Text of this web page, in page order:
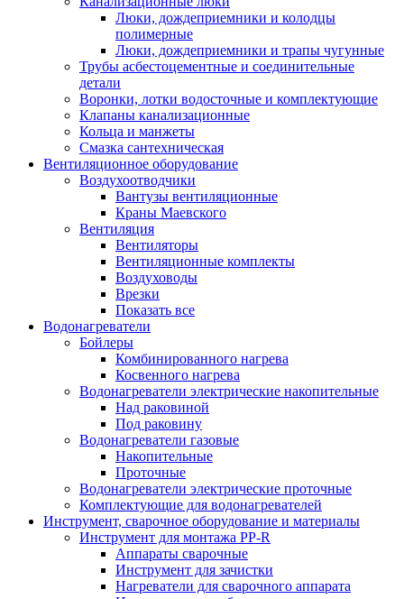
Люки, дождеприемники и колодцы
полимерные
Люки, дождеприемники и трапы чугунные
Трубы асбестоцементные и соединительные
детали
Воронки, лотки водосточные и комплектующие
Клапаны канализационные
Кольца и манжеты
Смазка сантехническая
Вентиляционное оборудование
Воздухоотводчики
Вантузы вентиляционные
Краны Маевского
Вентиляция
Вентиляторы
Вентиляционные комплекты
Воздуховоды
Врезки
Показать все
Водонагреватели
Бойлеры
Комбинированного нагрева
Косвенного нагрева
Водонагреватели электрические накопительные
Над раковиной
Под раковину
Водонагреватели газовые
Накопительные
Проточные
Водонагреватели электрические проточные
Комплектующие для водонагревателей
Инструмент, сварочное оборудование и материалы
Инструмент для монтажа PP-R
Аппараты сварочные
Инструмент для зачистки
Нагреватели для сварочного аппарата